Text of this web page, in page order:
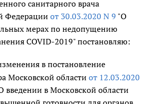
санитарного врача
Федерации от 30.03.2020 N 9 "О
мерах по недопущению
COVID-2019" постановляю:
в постановление
Московской области от 12.03.2020
введении в Московской области